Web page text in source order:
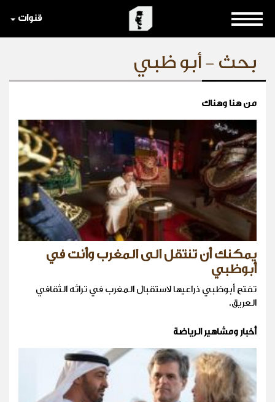
قنوات
بحث - أبو ظبي
من هنا وهناك
يمكنك أن تنتقل الى المغرب وأنت في
أبوظبي
تفتح أبوظبي ذراعيها لاستقبال المغرب في تراثه الثقافي
العريق.
أخبار ومشاهير الرياضة